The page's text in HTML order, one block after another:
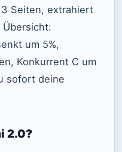
Seiten, extrahiert
um 5%,
Konkurrent C um
sofort deine
2.0?